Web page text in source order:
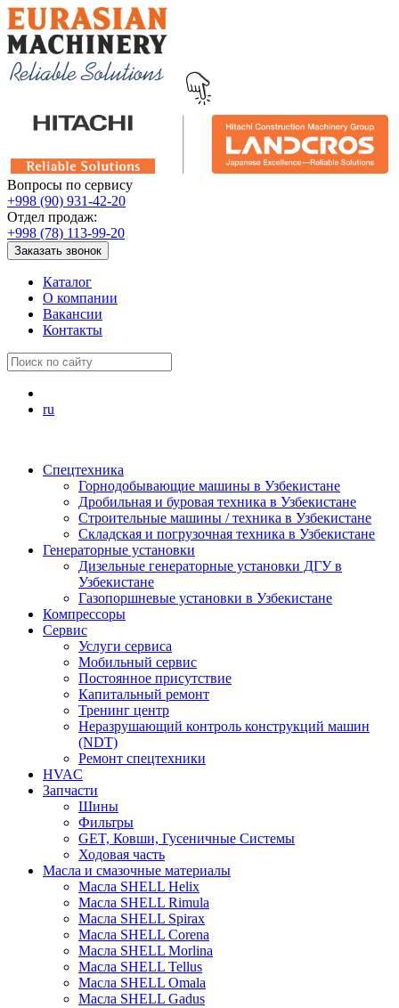
Вопросы по сервису
+998 (90) 931-42-20
Отдел продаж:
+998 (78) 113-99-20
Заказать звонок
Каталог
О компании
Вакансии
Контакты
ru
Спецтехника
Горнодобывающие машины в Узбекистане
Дробильная и буровая техника в Узбекистане
Строительные машины / техника в Узбекистане
Складская и погрузочная техника в Узбекистане
Генераторные установки
Дизельные генераторные установки ДГУ в
Узбекистане
Газопоршневые установки в Узбекистане
Компрессоры
Сервис
Услуги сервиса
Мобильный сервис
Постоянное присутствие
Капитальный ремонт
Тренинг центр
Неразрушающий контроль конструкций машин
(NDT)
Ремонт спецтехники
HVAC
Запчасти
Шины
Фильтры
GET, Ковши, Гусеничные Системы
Ходовая часть
Масла и смазочные материалы
Масла SHELL Helix
Масла SHELL Rimula
Масла SHELL Spirax
Масла SHELL Corena
Масла SHELL Morlina
Масла SHELL Tellus
Масла SHELL Omala
Масла SHELL Gadus